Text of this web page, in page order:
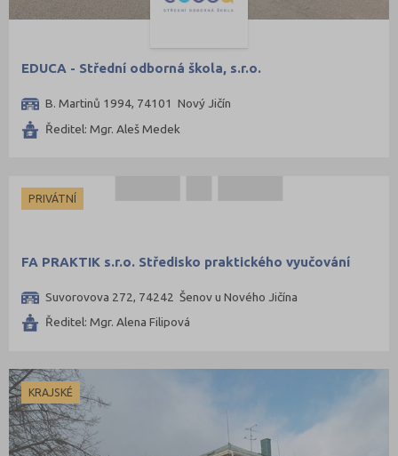
EDUCA - Střední odborná škola, s.r.o.
B. Martinů 1994, 74101 Nový Jičín
Ředitel: Mgr. Aleš Medek
PRIVÁTNÍ
FA PRAKTIK s.r.o. Středisko praktického vyučování
Suvorovova 272, 74242 Šenov u Nového Jičína
Ředitel: Mgr. Alena Filipová
KRAJSKÉ